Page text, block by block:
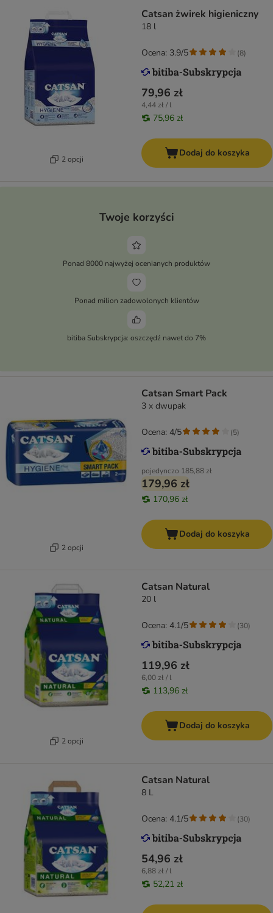
2 opcji
Catsan żwirek higieniczny
18 l
79,96 zł
4,44 zł / l
75,96 zł
Ocena: 3.9/5 (8)
Dodaj do koszyka
Twoje korzyści
Ponad 8000 najwyżej ocenianych produktów
Ponad milion zadowolonych klientów
bitiba Subskrypcja: oszczędź nawet do 7%
2 opcji
Catsan Smart Pack
3 x dwupak
pojedynczo 185,88 zł
179,96 zł
170,96 zł
Ocena: 4/5 (5)
Dodaj do koszyka
2 opcji
Catsan Natural
20 l
119,96 zł
6,00 zł / l
113,96 zł
Ocena: 4.1/5 (30)
Dodaj do koszyka
Catsan Natural
8 L
54,96 zł
6,88 zł / l
52,21 zł
Ocena: 4.1/5 (30)